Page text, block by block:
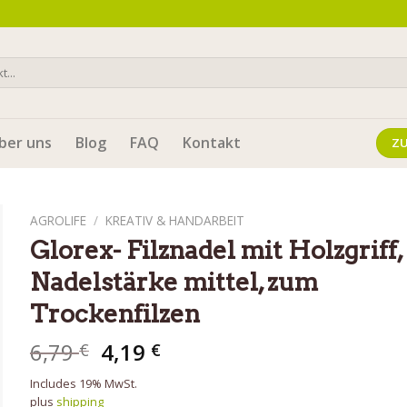
uns Blog FAQ Kontakt
AGROLIFE / KREATIV & HANDARBEIT
Glorex- Filznadel mit Holzgriff,
Nadelstärke mittel, zum
Trockenfilzen
6,79€ 4,19 €
Includes 19% MwSt.
plus shipping